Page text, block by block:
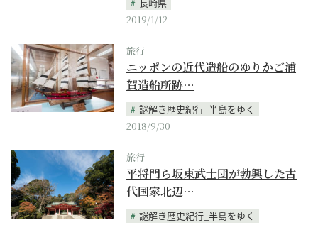
2019/1/12
旅行
ニッポンの近代造船のゆりかご浦
賀造船所跡…
謎解き歴史紀行_半島をゆく
2018/9/30
旅行
平将門ら坂東武士団が勃興した古
代国家北辺…
謎解き歴史紀行_半島をゆく